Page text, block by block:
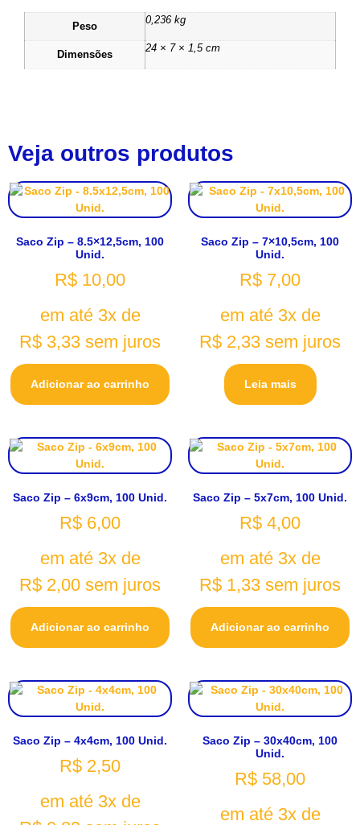
Peso
0,236 kg
Dimensões
24 × 7 × 1,5 cm
Veja outros produtos
Saco Zip – 8.5×12,5cm, 100
Unid.
R$ 10,00
em até 3x de
R$ 3,33 sem juros
Adicionar ao carrinho
Saco Zip – 7×10,5cm, 100
Unid.
R$ 7,00
em até 3x de
R$ 2,33 sem juros
Leia mais
Saco Zip – 6x9cm, 100 Unid.
R$ 6,00
em até 3x de
R$ 2,00 sem juros
Adicionar ao carrinho
Saco Zip – 5x7cm, 100 Unid.
R$ 4,00
em até 3x de
R$ 1,33 sem juros
Adicionar ao carrinho
Saco Zip – 4x4cm, 100 Unid.
R$ 2,50
em até 3x de
Saco Zip – 30x40cm, 100
Unid.
R$ 58,00
em até 3x de